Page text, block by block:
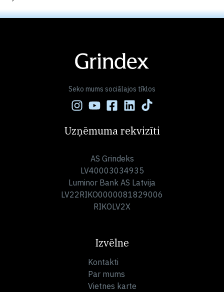
Seko mums sociālajos tīklos
Uzņēmuma rekvizīti
AS Grindeks
LV40003034935
Luminor Bank AS Latvija
LV22RIKO0000081829006
RIKOLV2X
Izvēlne
Kontakti
Par mums
Vietnes karte